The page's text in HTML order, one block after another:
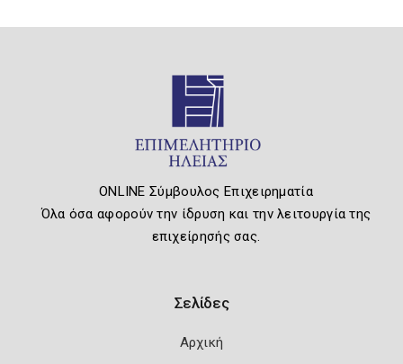
ONLINE Σύμβουλος Επιχειρηματία
Όλα όσα αφορούν την ίδρυση και την λειτουργία της
επιχείρησής σας.
Σελίδες
Αρχική